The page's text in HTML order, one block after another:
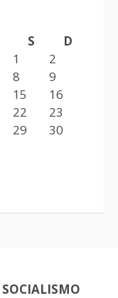
S
D
1
2
8
9
15
16
22
23
29
30